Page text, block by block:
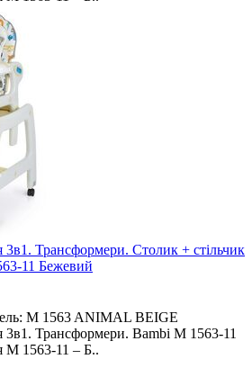
3в1. Трансформери. Столик + стільчик
11 Бежевий
M 1563 ANIMAL BEIGE
3в1. Трансформери. Bambi M 1563-11
M 1563-11 – Б..